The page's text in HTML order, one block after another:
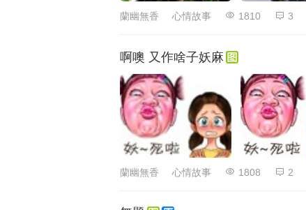
蘭幽無香 心情故事 1810 3
啊噢 又作啥子妖麻
蘭幽無香 心情故事 1808 2